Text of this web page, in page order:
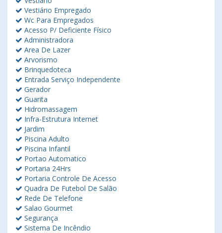
Vestiário Empregado
Wc Para Empregados
Acesso P/ Deficiente Físico
Administradora
Area De Lazer
Arvorismo
Brinquedoteca
Entrada Serviço Independente
Gerador
Guarita
Hidromassagem
Infra-Estrutura Internet
Jardim
Piscina Adulto
Piscina Infantil
Portao Automatico
Portaria 24Hrs
Portaria Controle De Acesso
Quadra De Futebol De Salão
Rede De Telefone
Salao Gourmet
Segurança
Sistema De Incêndio